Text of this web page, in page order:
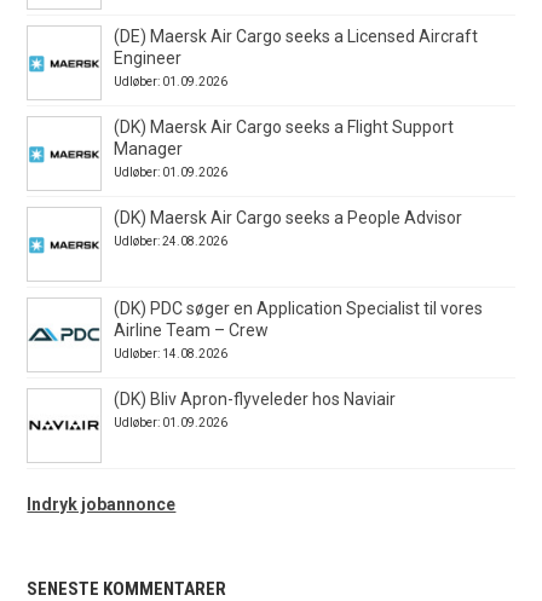
(DE) Maersk Air Cargo seeks a Licensed Aircraft
Engineer
Udløber: 01.09.2026
(DK) Maersk Air Cargo seeks a Flight Support
Manager
Udløber: 01.09.2026
(DK) Maersk Air Cargo seeks a People Advisor
Udløber: 24.08.2026
(DK) PDC søger en Application Specialist til vores
Airline Team – Crew
Udløber: 14.08.2026
(DK) Bliv Apron-flyveleder hos Naviair
Udløber: 01.09.2026
Indryk jobannonce
SENESTE KOMMENTARER